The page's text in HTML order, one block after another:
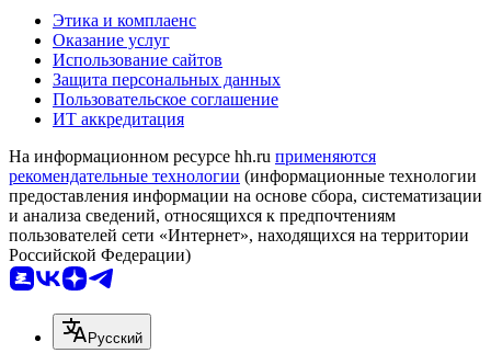
Этика и комплаенс
Оказание услуг
Использование сайтов
Защита персональных данных
Пользовательское соглашение
ИТ аккредитация
На информационном ресурсе hh.ru применяются
рекомендательные технологии (информационные технологии
предоставления информации на основе сбора, систематизации
и анализа сведений, относящихся к предпочтениям
пользователей сети «Интернет», находящихся на территории
Российской Федерации)
Русский